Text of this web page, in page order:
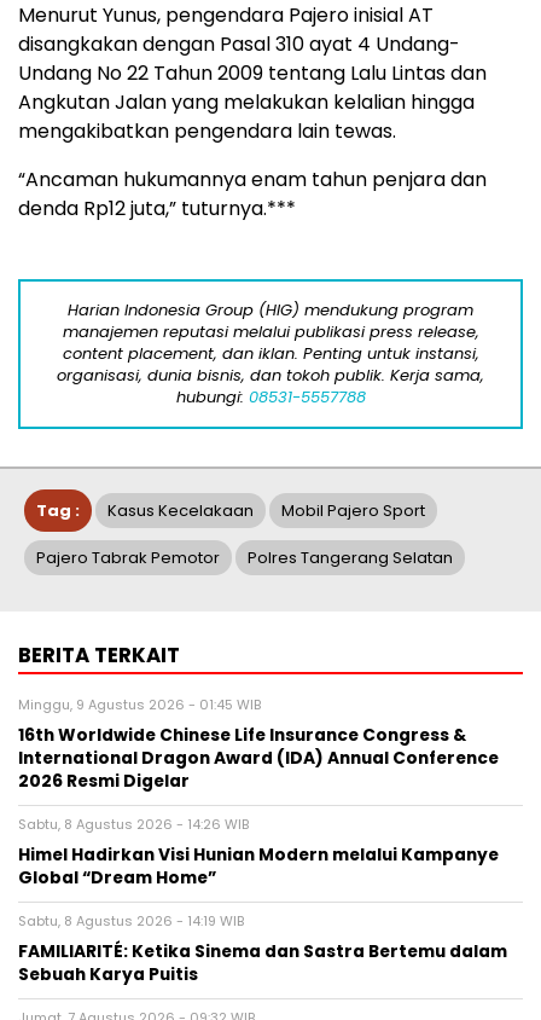
Menurut Yunus, pengendara Pajero inisial AT
disangkakan dengan Pasal 310 ayat 4 Undang-
Undang No 22 Tahun 2009 tentang Lalu Lintas dan
Angkutan Jalan yang melakukan kelalian hingga
mengakibatkan pengendara lain tewas.
“Ancaman hukumannya enam tahun penjara dan
denda Rp12 juta,” tuturnya.***
Harian Indonesia Group (HIG) mendukung program
manajemen reputasi melalui publikasi press release,
content placement, dan iklan. Penting untuk instansi,
organisasi, dunia bisnis, dan tokoh publik. Kerja sama,
hubungi: 08531-5557788
Tag : Kasus Kecelakaan Mobil Pajero Sport
Pajero Tabrak Pemotor Polres Tangerang Selatan
BERITA TERKAIT
Minggu, 9 Agustus 2026 - 01:45 WIB
16th Worldwide Chinese Life Insurance Congress &
International Dragon Award (IDA) Annual Conference
2026 Resmi Digelar
Sabtu, 8 Agustus 2026 - 14:26 WIB
Himel Hadirkan Visi Hunian Modern melalui Kampanye
Global “Dream Home”
Sabtu, 8 Agustus 2026 - 14:19 WIB
FAMILIARITÉ: Ketika Sinema dan Sastra Bertemu dalam
Sebuah Karya Puitis